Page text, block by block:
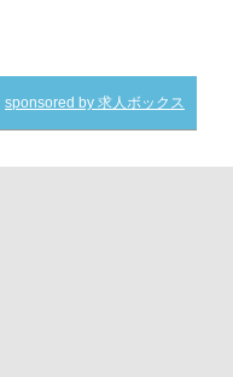
sponsored by 求人ボックス